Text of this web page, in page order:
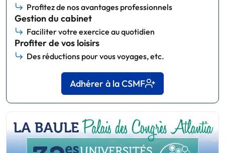
Profitez de nos avantages professionnels
Gestion du cabinet
Faciliter votre exercice au quotidien
Profiter de vos loisirs
Des réductions pour vous voyages, etc.
Adhérer à la CSMF